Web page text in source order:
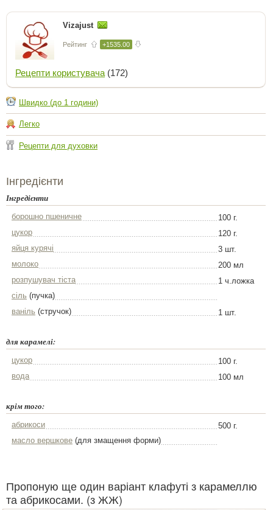
Vizajust
Рейтинг +1535.00
Рецепти користувача (172)
Швидко (до 1 години)
Легко
Рецепти для духовки
Інгредієнти
Інгредієнти
борошно пшеничне
100 г.
цукор
120 г.
яйця курячі
3 шт.
молоко
200 мл
розпушувач тіста
1 ч.ложка
сіль (пучка)
ваніль (стручок) 1 шт.
для карамелі:
цукор
100 г.
вода
100 мл
крім того:
абрикоси
500 г.
масло вершкове (для змащення форми)
Пропоную ще один варіант клафуті з карамеллю
та абрикосами. (з ЖЖ)